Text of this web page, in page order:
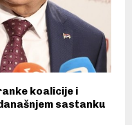
koalicije i
sastanku